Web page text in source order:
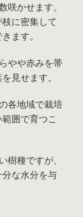
咲かせます。
に密集して
ます。
やや赤みを帯
見せます。
各地域で栽培
囲で育つこ
樹種ですが、
な水分を与